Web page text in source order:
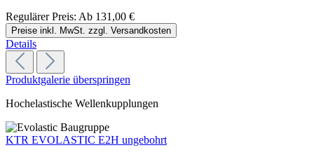
Regulärer Preis: Ab 131,00 €
Preise inkl. MwSt. zzgl. Versandkosten
Details
Produktgalerie überspringen
Hochelastische Wellenkupplungen
KTR EVOLASTIC E2H ungebohrt